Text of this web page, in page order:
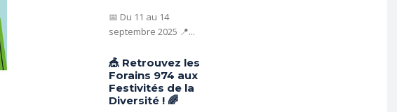
📅 Du 11 au 14
septembre 2025 📍...
🎪 Retrouvez les
Forains 974 aux
Festivités de la
Diversité ! 🌈